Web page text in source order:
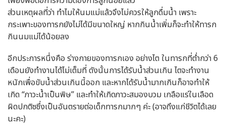
ส่วนเหตุผลที่ว่า ทำไมให้นมแม่แล้วจึงไม่ควรให้ลูกดื่มน้ำ เพราะ
กระเพาะของทารกยังไม่ได้มีขนาดใหญ่ หากกินน้ำเพิ่มก็จะทำให้ทารก
กินนมแม่ได้น้อยลง
อีกประการหนึ่งคือ ร่างกายของทารกเอง อย่างไต ในทารกที่ต่ำกว่า 6
เดือนยังทำงานได้ไม่เต็มที่ ดังนั้นการได้รับน้ำส่วนเกิน ไตจะทำงาน
หนักเพื่อขับน้ำส่วนเกินนี้ออก และหากได้รับน้ำมากเกินก็อาจทำให้
เกิด “ภาวะน้ำเป็นพิษ” และทำให้เกิดภาวะสมองบวม เกลือแร่ในเลือด
ผิดปกติซซึ่งเป็นอันตรายต่อเด็กทารกมากๆ ค่ะ (อาจถึงแก่ชีวิตได้เลย
นะคะ)